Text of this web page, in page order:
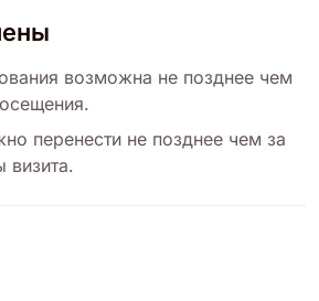
возможна не позднее чем
перенести не позднее чем за
визита.